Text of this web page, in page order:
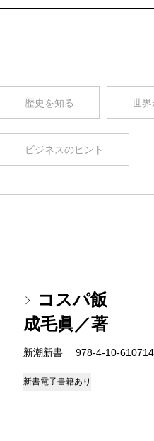
歴史を知る 世界
ビジネスのヒント
コスパ飯
成毛眞／著
新潮新書 978-4-10-
新書電子書籍あり